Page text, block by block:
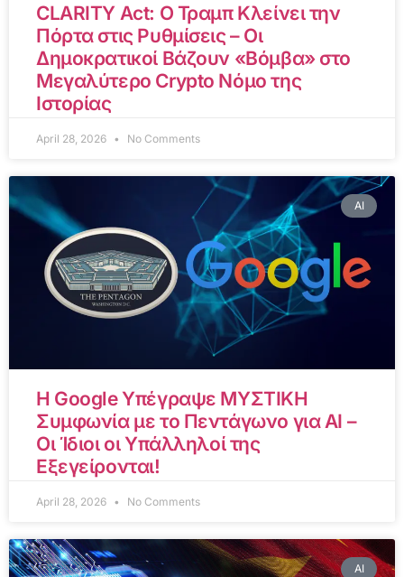
CLARITY Act: Ο Τραμπ Κλείνει την
Πόρτα στις Ρυθμίσεις – Οι
Δημοκρατικοί Βάζουν «Βόμβα» στο
Μεγαλύτερο Crypto Νόμο της
Ιστορίας
April 28, 2026 No Comments
AI
Η Google Υπέγραψε ΜΥΣΤΙΚΗ
Συμφωνία με το Πεντάγωνο για AI –
Οι Ίδιοι οι Υπάλληλοί της
Εξεγείρονται!
April 28, 2026 No Comments
AI